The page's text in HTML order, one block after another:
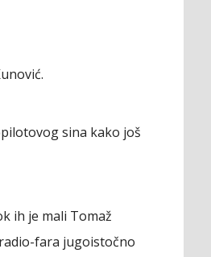
sina kako još
ih je mali Tomaž
fara jugoistočno